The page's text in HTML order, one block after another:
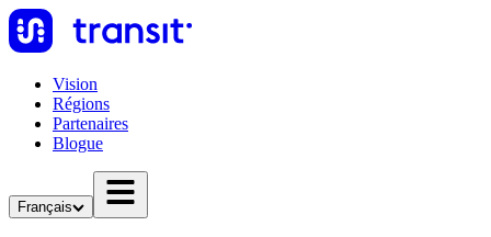
Vision
Régions
Partenaires
Blogue
Français